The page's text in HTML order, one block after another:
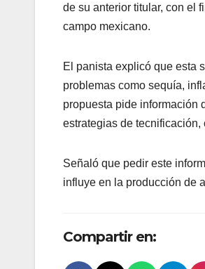
de su anterior titular, con el
campo mexicano.
El panista explicó que esta
problemas como sequía,
propuesta pide información
estrategias de
Señaló que pedir este
influye en la producción de
Compartir en: